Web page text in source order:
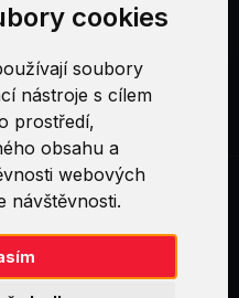
cookies
soubory
nástroje s cílem
prostředí,
obsahu a
webových
návštěvnosti.
cookies
AXELOS Limited. ITIL®
Limited. PRINCE2® je
Limited. MSP® je